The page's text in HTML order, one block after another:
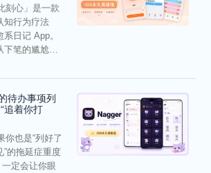
刻心」是一款
知行为疗法
系日记 App。
笔的尴尬，
待办事项列
追着你打
你也是“列好了
”的拖延症重度
定会让你眼